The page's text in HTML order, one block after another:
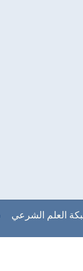
العلم الشرعي